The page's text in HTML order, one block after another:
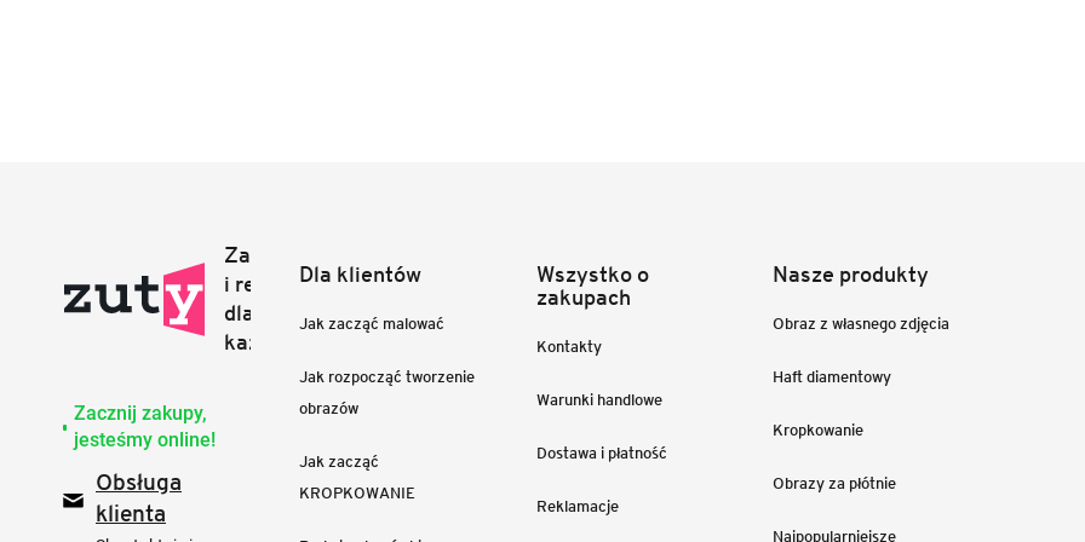
Zacznij zakupy,
jesteśmy online!
Obsługa
klienta
Dla klientów
Jak zacząć malować
Jak rozpocząć tworzenie
obrazów
Jak zacząć
KROPKOWANIE
Wszystko o
zakupach
Kontakty
Warunki handlowe
Dostawa i płatność
Reklamacje
Nasze produkty
Obraz z własnego zdjęcia
Haft diamentowy
Kropkowanie
Obrazy za płótnie
Najpopularniejsze